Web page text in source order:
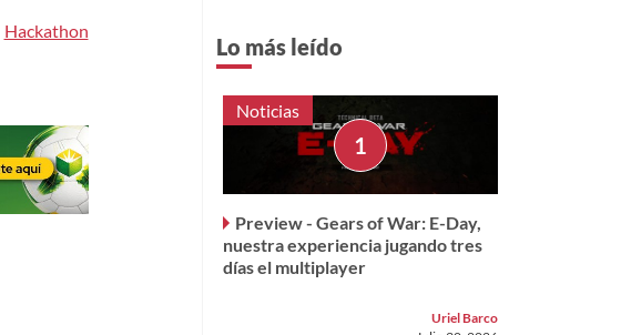
Hackathon
Lo más leído
Noticias
Preview - Gears of War: E-Day,
nuestra experiencia jugando tres
días el multiplayer
Uriel Barco